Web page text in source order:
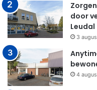
door
Leudal
3
4